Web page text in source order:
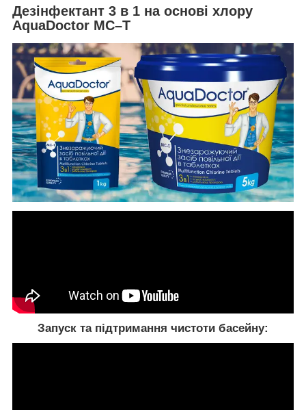
Дезінфектант 3 в 1 на основі хлору
AquaDoctor MC–T
Запуск та підтримання чистоти басейну: